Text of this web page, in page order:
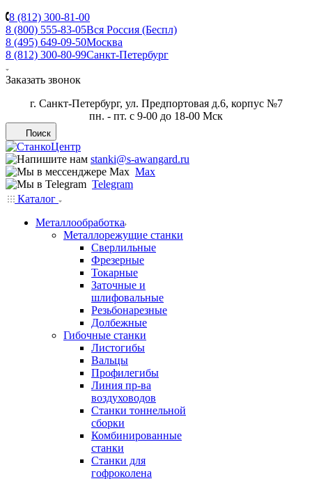
8 (812) 300-81-00
8 (800) 555-83-05Вся Россия (Беспл)
8 (495) 649-09-50Москва
8 (812) 300-80-99Санкт-Петербург
Заказать звонок
г. Санкт-Петербург, ул. Предпортовая д.6, корпус №7
пн. - пт. с 9-00 до 18-00 Мск
Поиск
stanki@s-awangard.ru
Max
Telegram
Каталог
Металлообработка
Металлорежущие станки
Сверлильные
Фрезерные
Токарные
Заточные и
шлифовальные
Резьбонарезные
Долбежные
Гибочные станки
Листогибы
Вальцы
Профилегибы
Линия пр-ва
воздуховодов
Станки тоннельной
сборки
Комбинированные
станки
Станки для
гофроколена